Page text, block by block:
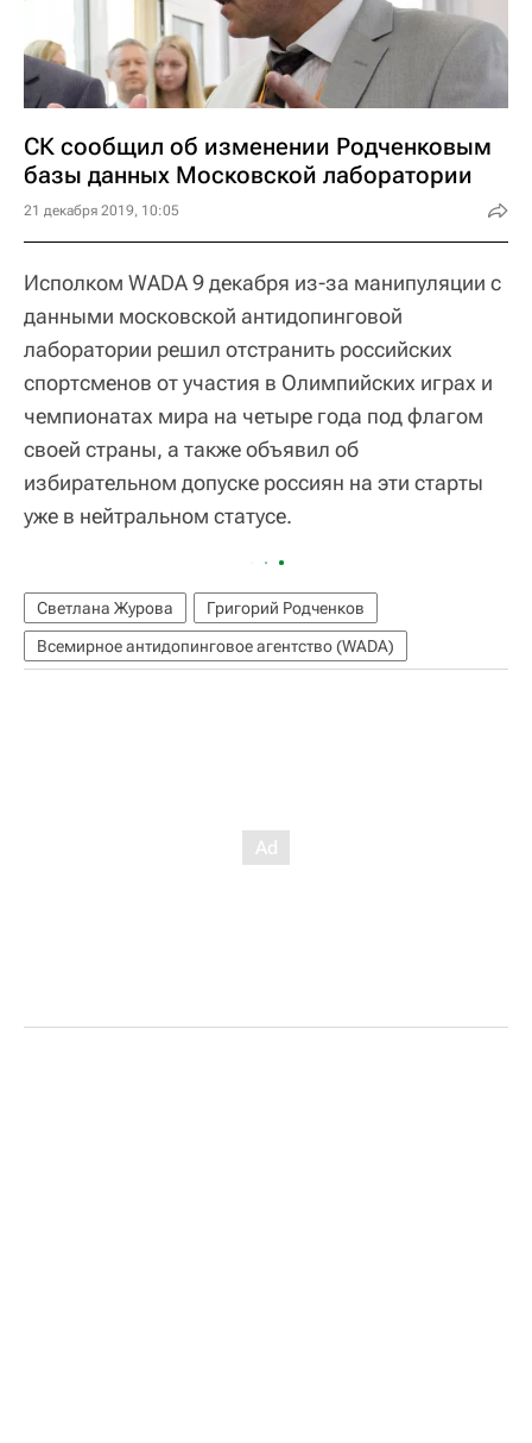
СК сообщил об изменении Родченковым
базы данных Московской лаборатории
21 декабря 2019, 10:05
Исполком WADA 9 декабря из-за манипуляции с
данными московской антидопинговой
лаборатории решил отстранить российских
спортсменов от участия в Олимпийских играх и
чемпионатах мира на четыре года под флагом
своей страны, а также объявил об
избирательном допуске россиян на эти старты
уже в нейтральном статусе.
Светлана Журова
Григорий Родченков
Всемирное антидопинговое агентство (WADA)